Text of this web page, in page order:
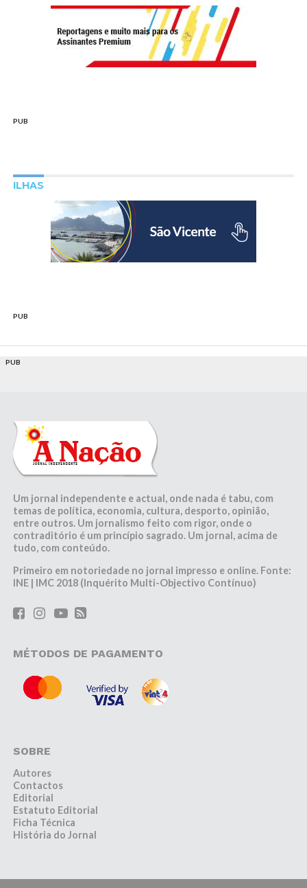
PUB
ILHAS
PUB
PUB
Um jornal independente e actual, onde nada é tabu, com
temas de política, economia, cultura, desporto, opinião,
entre outros. Um jornalismo feito com rigor, onde o
contraditório é um princípio sagrado. Um jornal, acima de
tudo, com conteúdo.
Primeiro em notoriedade no jornal impresso e online. Fonte:
INE | IMC 2018 (Inquérito Multi-Objectivo Contínuo)
MÉTODOS DE PAGAMENTO
SOBRE
Autores
Contactos
Editorial
Estatuto Editorial
Ficha Técnica
História do Jornal